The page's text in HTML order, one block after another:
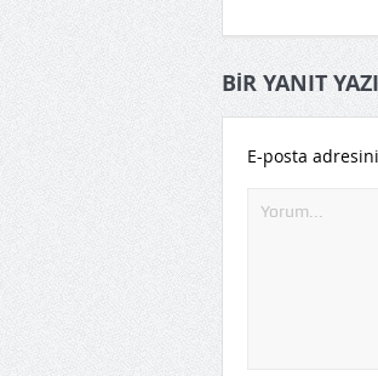
BIR YANIT
E-posta